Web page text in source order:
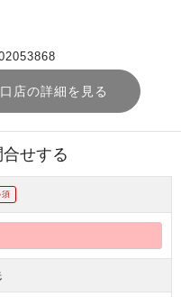
店の詳細を見る
せする
須